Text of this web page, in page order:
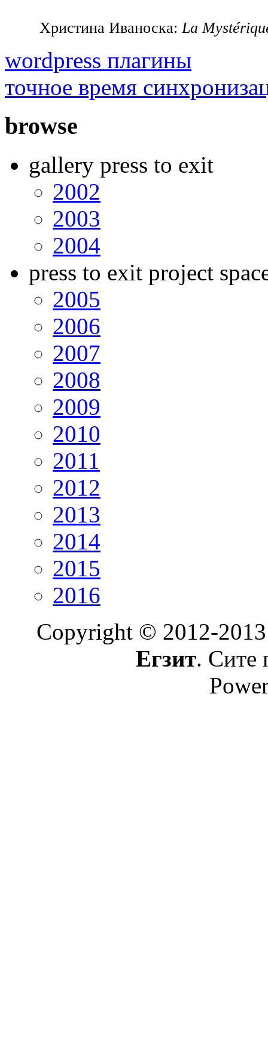
Христина Иваноска:La
wordpress плагины
точное время
browse
gallery press to exit
2002
2003
2004
press to exit project
2005
2006
2007
2008
2009
2010
2011
2012
2013
2014
2015
2016
Copyright © 2012-
Егзит. Сите